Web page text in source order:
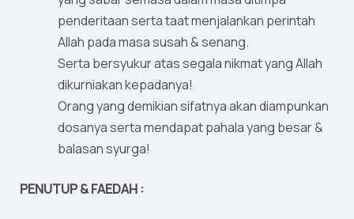
penderitaan serta taat menjalankan perintah
Allah pada masa susah & senang.
Serta bersyukur atas segala nikmat yang Allah
dikurniakan kepadanya!
Orang yang demikian sifatnya akan diampunkan
dosanya serta mendapat pahala yang besar &
balasan syurga!
PENUTUP & FAEDAH :